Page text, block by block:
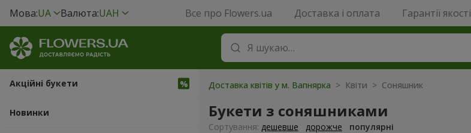
Мова:UA Валюта:UAH Все про Flowers.ua Доставка і оплата Гарантії якості
Акційні букети
Новинки
Доставка квітів у м. Вапнярка > Квіти > Соняшник
Букети з соняшниками
Сортування: дешевше дорожче популярні